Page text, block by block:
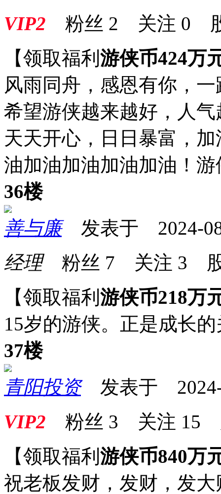
VIP2 粉丝 2 关注 0
【领取福利 游侠币424万
风雨同舟，感恩有你，
希望游侠越来越好，人
天天开心，日日暴富，
油加油加油加油加油！
36楼
善与廉发表于 2024-
经理粉丝 7 关注 3
【领取福利 游侠币218万
15岁的游侠。正是成长
37楼
青阳投资发表于 2024-
VIP2 粉丝 3 关注 15
【领取福利 游侠币840万
祝老板发财，发财，发